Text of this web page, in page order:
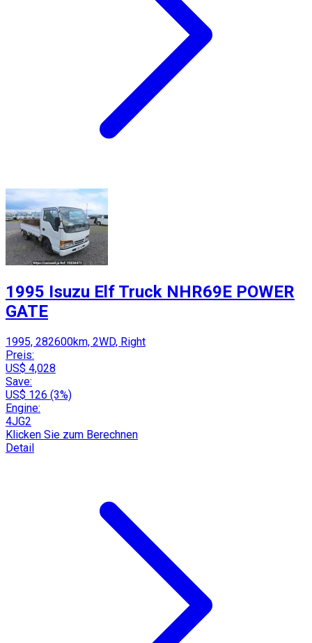
1995 Isuzu Elf Truck NHR69E POWER
GATE
1995, 282600km, 2WD, Right
Preis:
US$ 4,028
Save:
US$ 126 (3%)
Engine:
4JG2
Klicken Sie zum Berechnen
Detail